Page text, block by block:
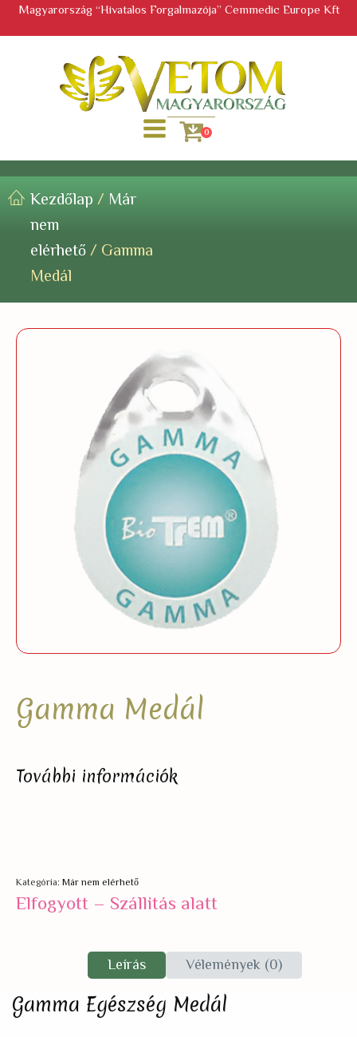
Magyarország “Hivatalos Forgalmazója” Cemmedic Europe Kft
0
Kezdőlap/ Már
nem
elérhető/ Gamma
Medál
Gamma Medál
További információk
Kategória: Már nem elérhető
Elfogyott – Szállitás alatt
Leírás Vélemények (0)
Gamma Egészség Medál